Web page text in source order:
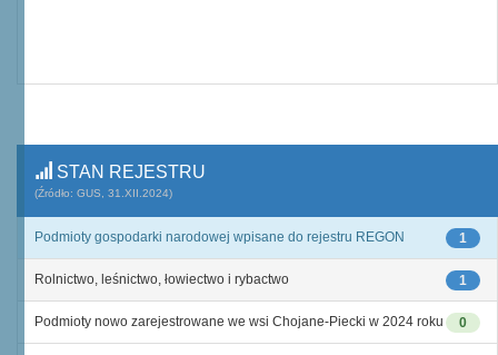
STAN REJESTRU
(Źródło: GUS, 31.XII.2024)
1
Podmioty gospodarki narodowej wpisane do rejestru REGON
1
Rolnictwo, leśnictwo, łowiectwo i rybactwo
0
Podmioty nowo zarejestrowane we wsi Chojane-Piecki w 2024 roku